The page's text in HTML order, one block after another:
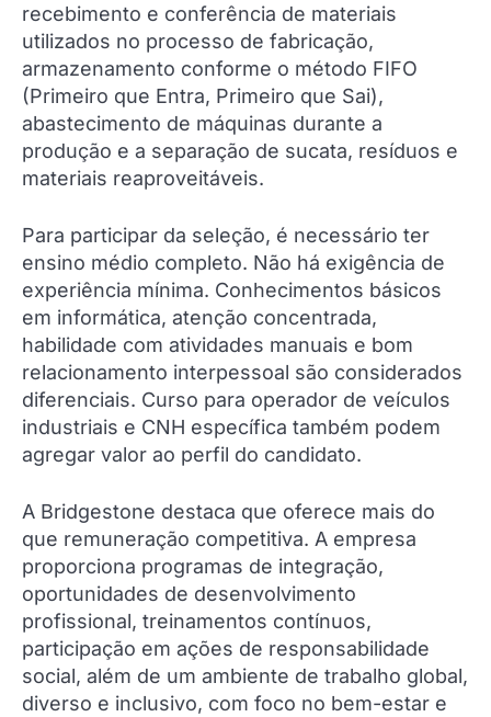
recebimento e conferência de materiais
utilizados no processo de fabricação,
armazenamento conforme o método FIFO
(Primeiro que Entra, Primeiro que Sai),
abastecimento de máquinas durante a
produção e a separação de sucata, resíduos e
materiais reaproveitáveis.
Para participar da seleção, é necessário ter
ensino médio completo. Não há exigência de
experiência mínima. Conhecimentos básicos
em informática, atenção concentrada,
habilidade com atividades manuais e bom
relacionamento interpessoal são considerados
diferenciais. Curso para operador de veículos
industriais e CNH específica também podem
agregar valor ao perfil do candidato.
A Bridgestone destaca que oferece mais do
que remuneração competitiva. A empresa
proporciona programas de integração,
oportunidades de desenvolvimento
profissional, treinamentos contínuos,
participação em ações de responsabilidade
social, além de um ambiente de trabalho global,
diverso e inclusivo, com foco no bem-estar e